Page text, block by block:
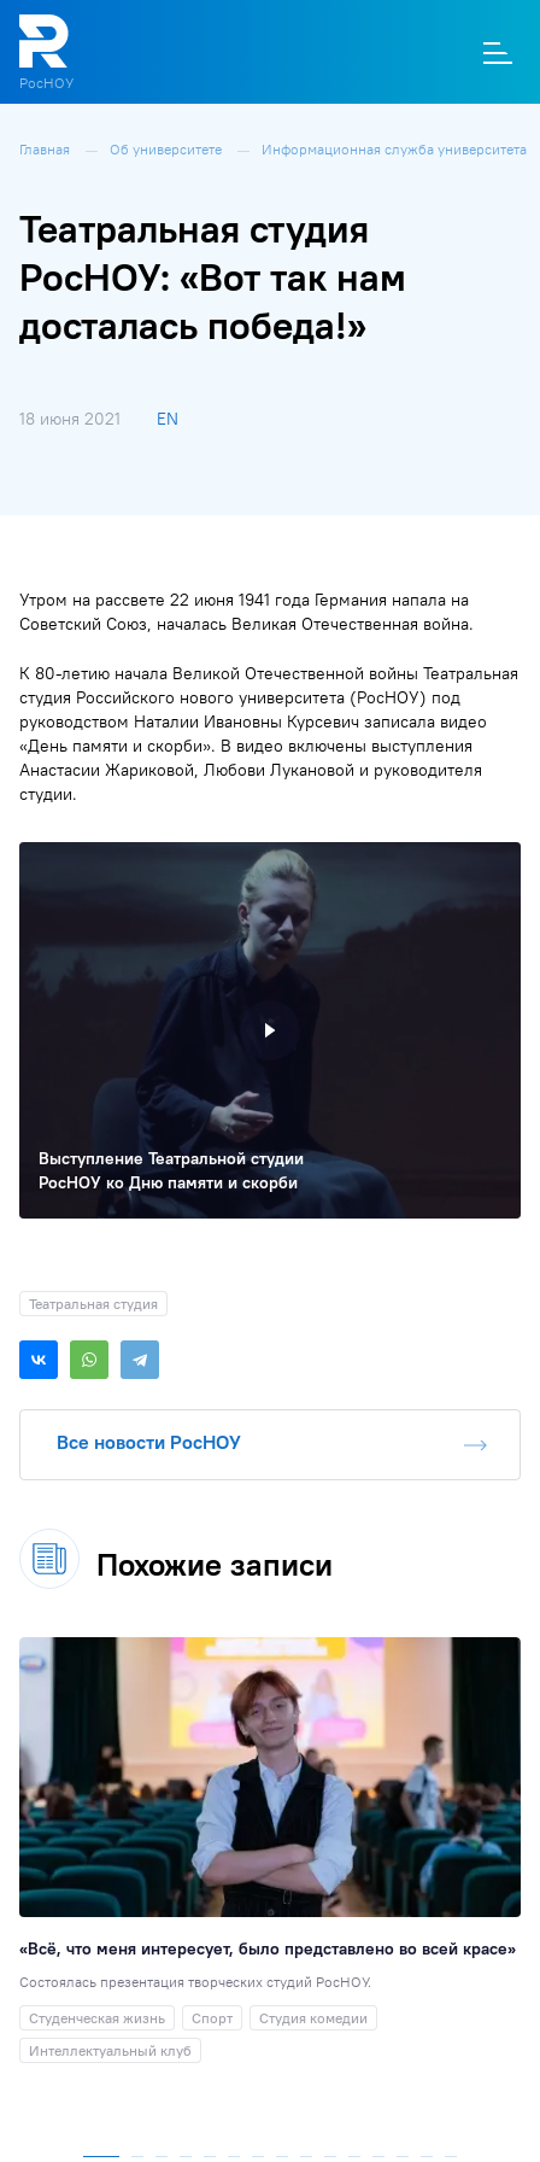
РосНОУ
Главная Об университете Информационная служба университета
Театральная студия
РосНОУ: «Вот так нам
досталась победа!»
18 июня 2021 EN
Утром на рассвете 22 июня 1941 года Германия напала на
Советский Союз, началась Великая Отечественная война.
К 80-летию начала Великой Отечественной войны Театральная
студия Российского нового университета (РосНОУ) под
руководством Наталии Ивановны Курсевич записала видео
«День памяти и скорби». В видео включены выступления
Анастасии Жариковой, Любови Лукановой и руководителя
студии.
Выступление Театральной студии
РосНОУ ко Дню памяти и скорби
Театральная студия
Все новости РосНОУ
Похожие записи
«Всё, что меня интересует, было представлено во всей красе»
Состоялась презентация творческих студий РосНОУ.
Студенческая жизнь
Спорт
Студия комедии
Интеллектуальный клуб